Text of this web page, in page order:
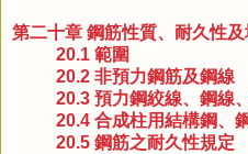
第二十章 鋼筋性質、耐久性
20.1 範圍
20.2 非預力鋼筋及鋼線
20.3 預力鋼絞線、鋼線
20.4 合成柱用結構鋼、
20.5 鋼筋之耐久性規定